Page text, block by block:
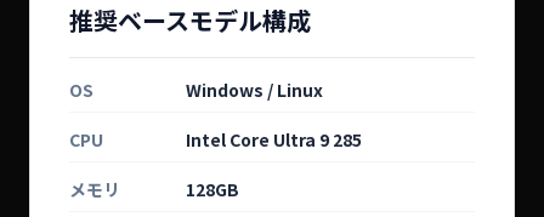
推奨ベースモデル構成
OS Windows / Linux
CPU Intel Core Ultra 9 285
メモリ 128GB